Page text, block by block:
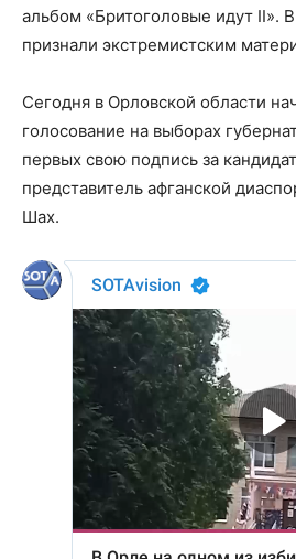
альбом «Бритоголовые идут II».
признали экстремистским
Сегодня в Орловской области
голосование на выборах
первых свою подпись за
представитель афганской
Шах.